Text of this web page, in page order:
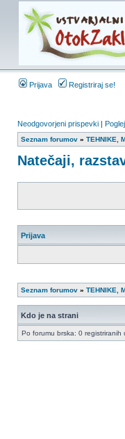
Prijava Registriraj se!
Neodgovorjeni prispevki |
Seznam forumov » TEHNIKE,
Natečaji,
Prijava
Seznam forumov » TEHNIKE,
Kdo je na strani
Po forumu brska: 0 registriranih